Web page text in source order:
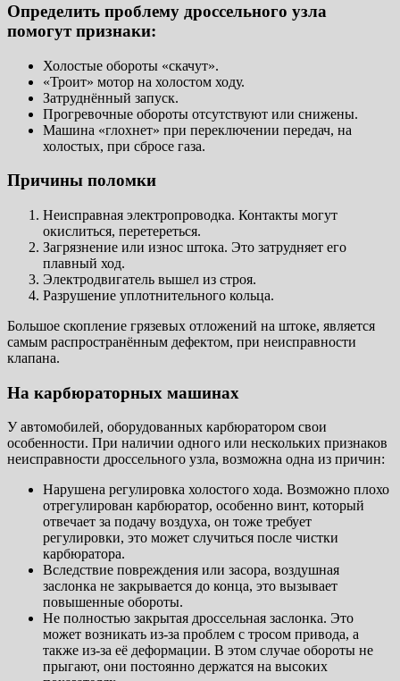
Определить проблему дроссельного узла
помогут признаки:
Холостые обороты «скачут».
«Троит» мотор на холостом ходу.
Затруднённый запуск.
Прогревочные обороты отсутствуют или снижены.
Машина «глохнет» при переключении передач, на
холостых, при сбросе газа.
Причины поломки
Неисправная электропроводка. Контакты могут
окислиться, перетереться.
Загрязнение или износ штока. Это затрудняет его
плавный ход.
Электродвигатель вышел из строя.
Разрушение уплотнительного кольца.
Большое скопление грязевых отложений на штоке, является
самым распространённым дефектом, при неисправности
клапана.
На карбюраторных машинах
У автомобилей, оборудованных карбюратором свои
особенности. При наличии одного или нескольких признаков
неисправности дроссельного узла, возможна одна из причин:
Нарушена регулировка холостого хода. Возможно плохо
отрегулирован карбюратор, особенно винт, который
отвечает за подачу воздуха, он тоже требует
регулировки, это может случиться после чистки
карбюратора.
Вследствие повреждения или засора, воздушная
заслонка не закрывается до конца, это вызывает
повышенные обороты.
Не полностью закрытая дроссельная заслонка. Это
может возникать из-за проблем с тросом привода, а
также из-за её деформации. В этом случае обороты не
прыгают, они постоянно держатся на высоких